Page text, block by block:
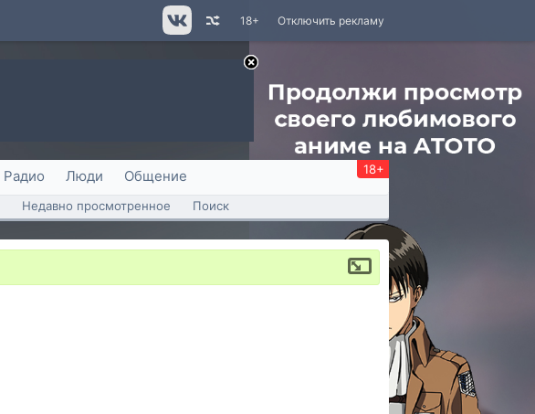
Отключить рекламу
18+
Радио Люди Общение 18+
Недавно просмотренное Поиск